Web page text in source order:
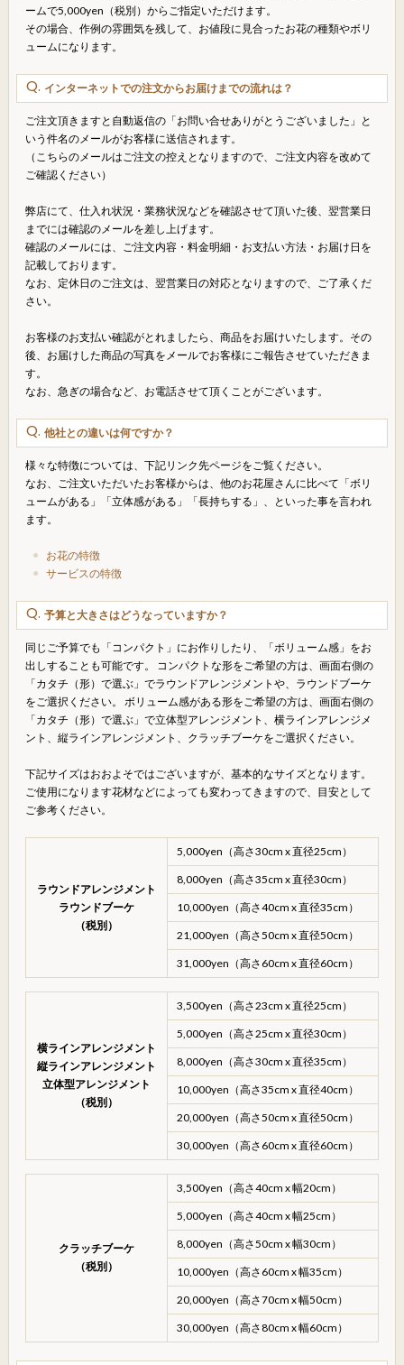
ームで5,000yen（税別）からご指定いただけます。
その場合、作例の雰囲気を残して、お値段に見合ったお花の種類やボリ
ュームになります。
インターネットでの注文からお届けまでの流れは？
ご注文頂きますと自動返信の「お問い合せありがとうございました」と
いう件名のメールがお客様に送信されます。
（こちらのメールはご注文の控えとなりますので、ご注文内容を改めて
ご確認ください）
弊店にて、仕入れ状況・業務状況などを確認させて頂いた後、翌営業日
までには確認のメールを差し上げます。
確認のメールには、ご注文内容・料金明細・お支払い方法・お届け日を
記載しております。
なお、定休日のご注文は、翌営業日の対応となりますので、ご了承くだ
さい。
お客様のお支払い確認がとれましたら、商品をお届けいたします。その
後、お届けした商品の写真をメールでお客様にご報告させていただきま
す。
なお、急ぎの場合など、お電話させて頂くことがございます。
他社との違いは何ですか？
様々な特徴については、下記リンク先ページをご覧ください。
なお、ご注文いただいたお客様からは、他のお花屋さんに比べて「ボリ
ュームがある」「立体感がある」「長持ちする」、といった事を言われ
ます。
お花の特徴
サービスの特徴
予算と大きさはどうなっていますか？
同じご予算でも「コンパクト」にお作りしたり、「ボリューム感」をお
出しすることも可能です。 コンパクトな形をご希望の方は、画面右側の
「カタチ（形）で選ぶ」でラウンドアレンジメントや、ラウンドブーケ
をご選択ください。 ボリューム感がある形をご希望の方は、画面右側の
「カタチ（形）で選ぶ」で立体型アレンジメント、横ラインアレンジメ
ント、縦ラインアレンジメント、クラッチブーケをご選択ください。
下記サイズはおおよそではございますが、基本的なサイズとなります。
ご使用になります花材などによっても変わってきますので、目安として
ご参考ください。
ラウンドアレンジメント
ラウンドブーケ
（税別）
5,000yen（高さ30cm x 直径25cm）
8,000yen（高さ35cm x 直径30cm）
10,000yen（高さ40cm x 直径35cm）
21,000yen（高さ50cm x 直径50cm）
31,000yen（高さ60cm x 直径60cm）
横ラインアレンジメント
縦ラインアレンジメント
立体型アレンジメント
（税別）
3,500yen（高さ23cm x 直径25cm）
5,000yen（高さ25cm x 直径30cm）
8,000yen（高さ30cm x 直径35cm）
10,000yen（高さ35cm x 直径40cm）
20,000yen（高さ50cm x 直径50cm）
30,000yen（高さ60cm x 直径60cm）
クラッチブーケ
（税別）
3,500yen（高さ40cm x 幅20cm）
5,000yen（高さ40cm x 幅25cm）
8,000yen（高さ50cm x 幅30cm）
10,000yen（高さ60cm x 幅35cm）
20,000yen（高さ70cm x 幅50cm）
30,000yen（高さ80cm x 幅60cm）